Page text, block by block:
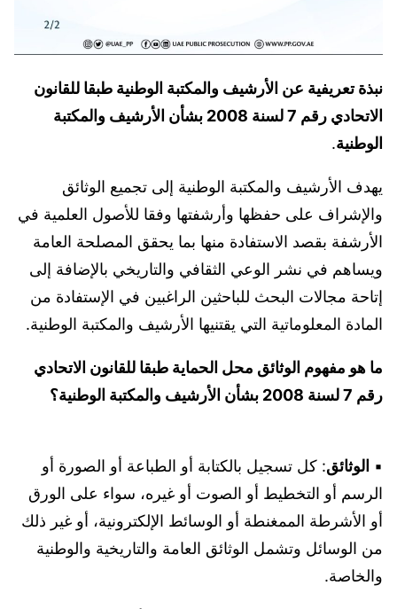
نبذة تعريفية عن الأرشيف والمكتبة الوطنية طبقا للقانون
الاتحادي رقم 7 لسنة 2008 بشأن الأرشيف والمكتبة
الوطنية.
يهدف الأرشيف والمكتبة الوطنية إلى تجميع الوثائق
والإشراف على حفظها وأرشفتها وفقا للأصول العلمية في
الأرشفة بقصد الاستفادة منها بما يحقق المصلحة العامة
ويساهم في نشر الوعي الثقافي والتاريخي بالإضافة إلى
إتاحة مجالات البحث للباحثين الراغبين في الإستفادة من
المادة المعلوماتية التي يقتنيها الأرشيف والمكتبة الوطنية.
ما هو مفهوم الوثائق محل الحماية طبقا للقانون الاتحادي
رقم 7 لسنة 2008 بشأن الأرشيف والمكتبة الوطنية؟
▪︎ الوثائق: كل تسجيل بالكتابة أو الطباعة أو الصورة أو
الرسم أو التخطيط أو الصوت أو غيره، سواء على الورق
أو الأشرطة الممغنطة أو الوسائط الإلكترونية، أو غير ذلك
من الوسائل وتشمل الوثائق العامة والتاريخية والوطنية
والخاصة.